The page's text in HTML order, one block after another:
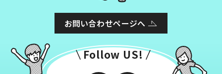
お問い合わせページへ
Follow US!